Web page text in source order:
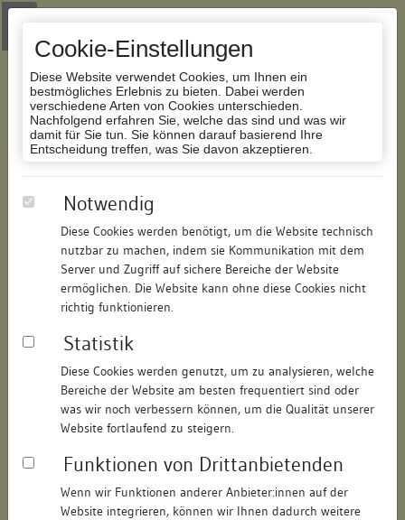
Cookie-Einstellungen
Diese Website verwendet Cookies, um Ihnen ein
bestmögliches Erlebnis zu bieten. Dabei werden
verschiedene Arten von Cookies unterschieden.
Nachfolgend erfahren Sie, welche das sind und was wir
damit für Sie tun. Sie können darauf basierend Ihre
Entscheidung treffen, was Sie davon akzeptieren.
Notwendig
Diese Cookies werden benötigt, um die Website technisch
nutzbar zu machen, indem sie Kommunikation mit dem
Server und Zugriff auf sichere Bereiche der Website
ermöglichen. Die Website kann ohne diese Cookies nicht
richtig funktionieren.
Statistik
Diese Cookies werden genutzt, um zu analysieren, welche
Bereiche der Website am besten frequentiert sind oder
was wir noch verbessern können, um die Qualität unserer
Website fortlaufend zu steigern.
Funktionen von Drittanbietenden
Wenn wir Funktionen anderer Anbieter:innen auf der
Website integrieren, können wir Ihnen dadurch weitere
Zur Navigation springen
Zum Inhalt der Website springen
Datenbank Bauforschung/Restaurierung
101251066119/Datum:07.09.2022
Datenbestand:
Restaurierung
Als PDF herunterladen:
Objektdaten
Straße: Römerstraße
Hausnummer: 10
Postleitzahl: 79410
Stadt-Teilort: Badenweiler